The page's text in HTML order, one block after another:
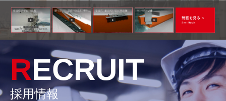
RECRUIT
採用情報